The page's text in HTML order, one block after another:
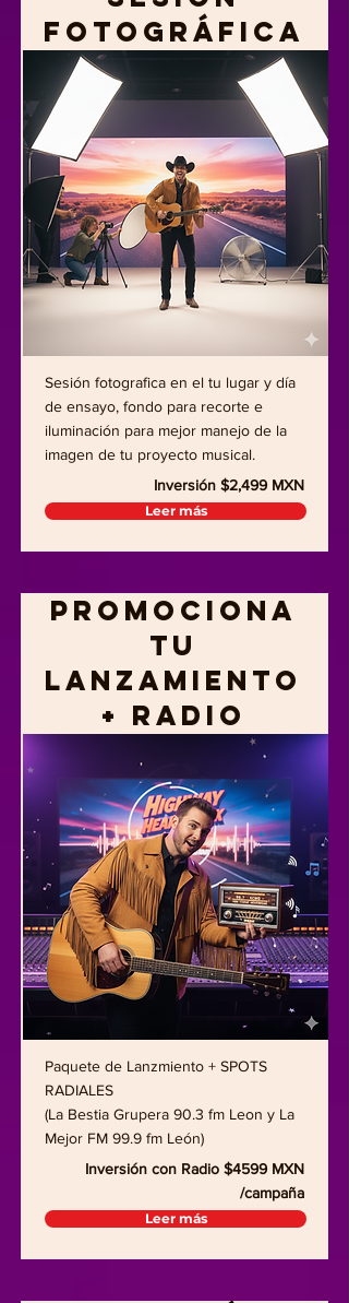
Fotográfica
Sesión fotografica en el tu lugar y día
de ensayo, fondo para recorte e
iluminación para mejor manejo de la
imagen de tu proyecto musical.
Inversión $2,499 MXN
Leer más
Promociona
tu
lanzamiento
+ RADIO
Paquete de Lanzmiento + SPOTS
RADIALES
(La Bestia Grupera 90.3 fm Leon y La
Mejor FM 99.9 fm León)
Inversión con Radio $4599 MXN
/campaña
Leer más